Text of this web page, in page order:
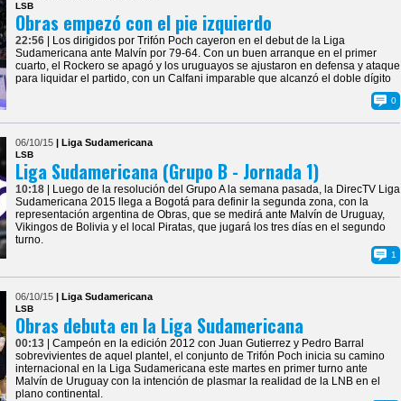
LSB
Obras empezó con el pie izquierdo
22:56
| Los dirigidos por Trifón Poch cayeron en el debut de la Liga
Sudamericana ante Malvín por 79-64. Con un buen arranque en el primer
cuarto, el Rockero se apagó y los uruguayos se ajustaron en defensa y ataque
para liquidar el partido, con un Calfani imparable que alcanzó el doble dígito
0
06/10/15 | Liga Sudamericana
LSB
Liga Sudamericana (Grupo B - Jornada 1)
10:18
| Luego de la resolución del Grupo A la semana pasada, la DirecTV Liga
Sudamericana 2015 llega a Bogotá para definir la segunda zona, con la
representación argentina de Obras, que se medirá ante Malvín de Uruguay,
Vikingos de Bolivia y el local Piratas, que jugará los tres días en el segundo
turno.
1
06/10/15 | Liga Sudamericana
LSB
Obras debuta en la Liga Sudamericana
00:13
| Campeón en la edición 2012 con Juan Gutierrez y Pedro Barral
sobrevivientes de aquel plantel, el conjunto de Trifón Poch inicia su camino
internacional en la Liga Sudamericana este martes en primer turno ante
Malvín de Uruguay con la intención de plasmar la realidad de la LNB en el
plano continental.